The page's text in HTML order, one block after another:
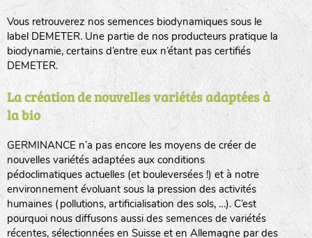
Vous retrouverez nos semences biodynamiques sous le
label DEMETER. Une partie de nos producteurs pratique la
biodynamie, certains d’entre eux n’étant pas certifiés
DEMETER.
La création de nouvelles variétés adaptées à
la bio
GERMINANCE n’a pas encore les moyens de créer de
nouvelles variétés adaptées aux conditions
pédoclimatiques actuelles (et bouleversées !) et à notre
environnement évoluant sous la pression des activités
humaines (pollutions, artificialisation des sols, …). C’est
pourquoi nous diffusons aussi des semences de variétés
récentes, sélectionnées en Suisse et en Allemagne par des
BINGENHEIMER SAATGUT (BGH)
www.bingenheimersaatgut.de
DE BOLSTER (DBO)
: Engrais vert
L: Légumes
A: Aromatiques
BEL : Code de la variété
(Ici Belle de nuit)
20 : Année de récolte(ici 2020)
BPA : Initiales du producteur ou du fournisseur de la
semence.
1 : Numéro d’ordre du lot
A : Sans calibre.
G: Gros
M: Moyen calibre
Légumes feuilles